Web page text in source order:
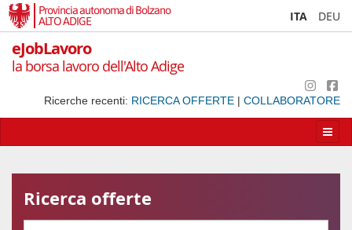
Provincia autonoma di Bolzano
ALTO ADIGE
ITA DEU
eJobLavoro
la borsa lavoro dell'Alto Adige
Ricerche recenti: RICERCA OFFERTE | COLLABORATORE
Apri/
la
Ricerca offerte